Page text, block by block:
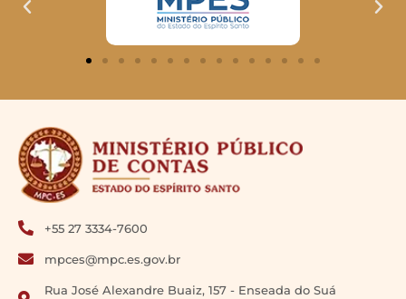
+55 27 3334-7600
mpces@mpc.es.gov.br
Rua José Alexandre Buaiz, 157 - Enseada do Suá